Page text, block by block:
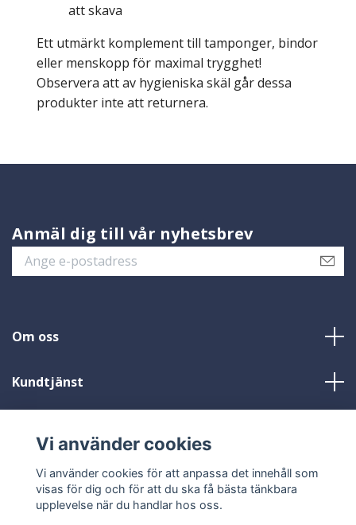
att skava
Ett utmärkt komplement till tamponger, bindor
eller menskopp för maximal trygghet!
Observera att av hygieniska skäl går dessa
produkter inte att returnera.
Anmäl dig till vår nyhetsbrev
Om oss
Kundtjänst
Sociala medier
Vi använder cookies
Vi använder cookies för att anpassa det innehåll som
visas för dig och för att du ska få bästa tänkbara
upplevelse när du handlar hos oss.